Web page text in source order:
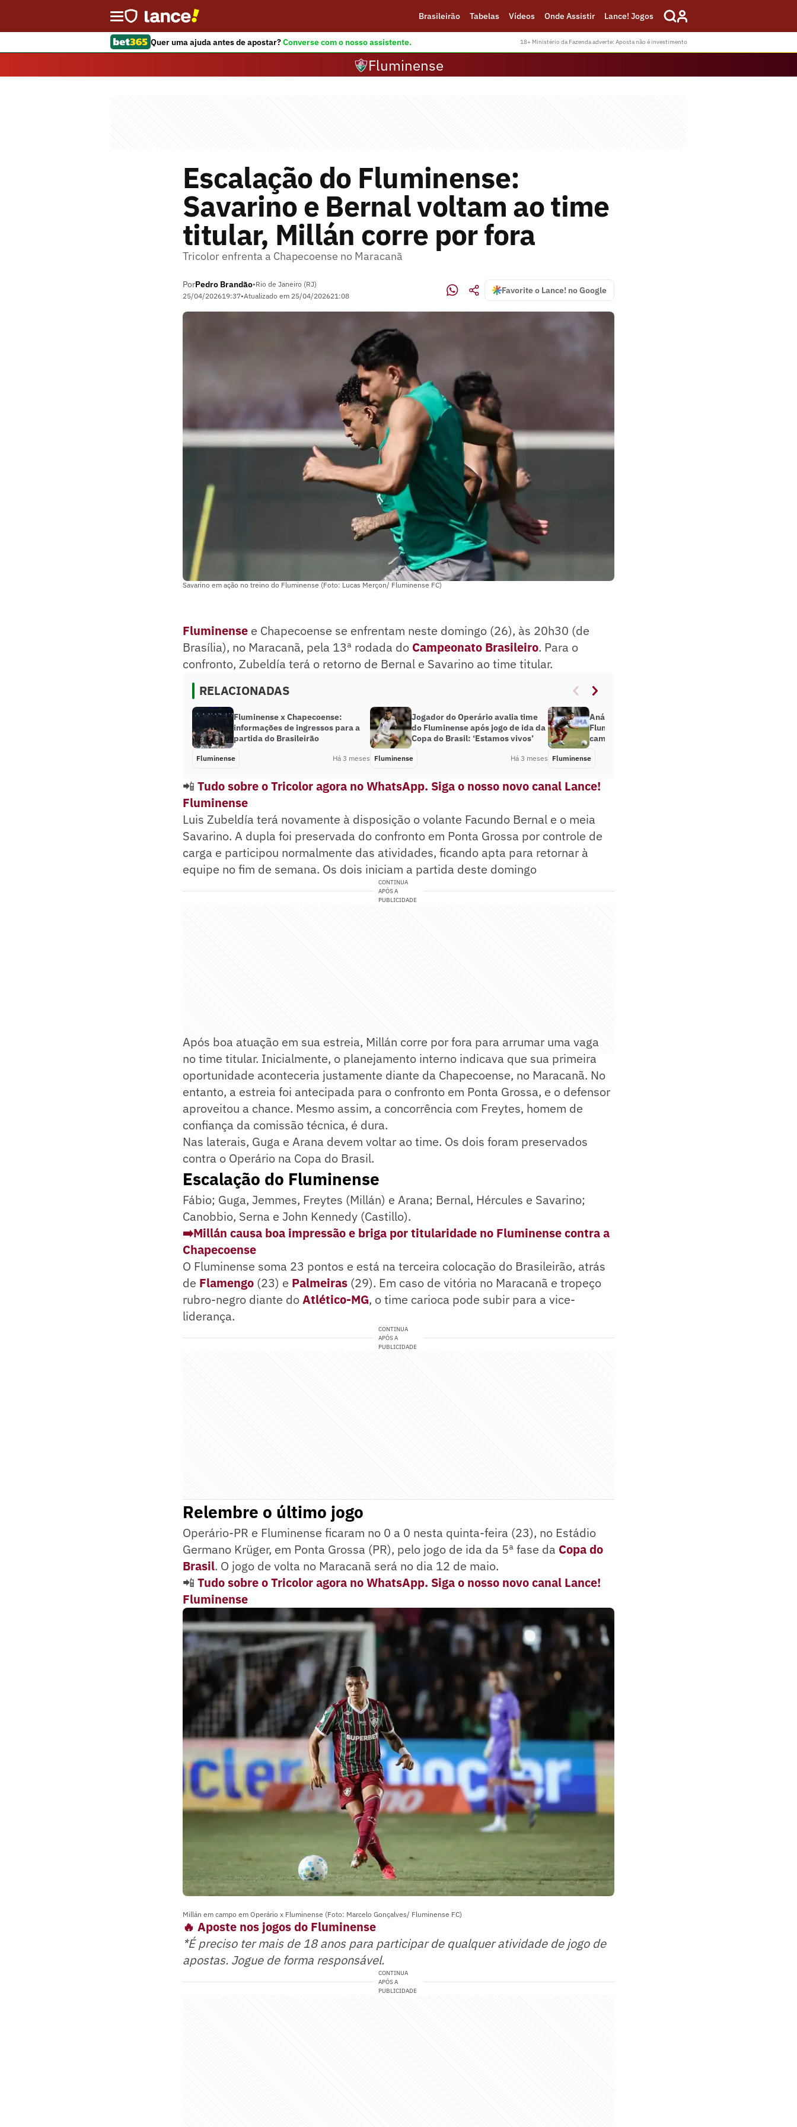
Brasileirão Tabelas Vídeos Onde Assistir Lance! Jogos
Quer uma ajuda antes de apostar?Converse com o nosso assistente. 18+ Ministério da Fazenda adverte: Aposta não é investimento
Fluminense
Escalação do Fluminense:
Savarino e Bernal voltam ao time
titular, Millán corre por fora
Tricolor enfrenta a Chapecoense no Maracanã
PorPedro Brandão•Rio de Janeiro (RJ)
25/04/202619:37•Atualizado em 25/04/202621:08
Favorite o Lance! no Google
Savarino em ação no treino do Fluminense (Foto: Lucas Merçon/ Fluminense FC)
Fluminense e Chapecoense se enfrentam neste domingo (26), às 20h30 (de
Brasília), no Maracanã, pela 13ª rodada do Campeonato Brasileiro. Para o
confronto, Zubeldía terá o retorno de Bernal e Savarino ao time titular.
RELACIONADAS
Fluminense x Chapecoense:
informações de ingressos para a
partida do Brasileirão
Fluminense Há 3 meses
Jogador do Operário avalia time
do Fluminense após jogo de ida da
Copa do Brasil: ‘Estamos vivos’
Fluminense Há 3 meses
Análise: gramado atrapalha o
Fluminense, mas ausência de
camisa 10 pesa tanto quanto
Fluminense
📲 Tudo sobre o Tricolor agora no WhatsApp. Siga o nosso novo canal Lance!
Fluminense
Luis Zubeldía terá novamente à disposição o volante Facundo Bernal e o meia
Savarino. A dupla foi preservada do confronto em Ponta Grossa por controle de
carga e participou normalmente das atividades, ficando apta para retornar à
equipe no fim de semana. Os dois iniciam a partida deste domingo
CONTINUA
APÓS A
PUBLICIDADE
Após boa atuação em sua estreia, Millán corre por fora para arrumar uma vaga
no time titular. Inicialmente, o planejamento interno indicava que sua primeira
oportunidade aconteceria justamente diante da Chapecoense, no Maracanã. No
entanto, a estreia foi antecipada para o confronto em Ponta Grossa, e o defensor
aproveitou a chance. Mesmo assim, a concorrência com Freytes, homem de
confiança da comissão técnica, é dura.
Nas laterais, Guga e Arana devem voltar ao time. Os dois foram preservados
contra o Operário na Copa do Brasil.
Escalação do Fluminense
Fábio; Guga, Jemmes, Freytes (Millán) e Arana; Bernal, Hércules e Savarino;
Canobbio, Serna e John Kennedy (Castillo).
➡️Millán causa boa impressão e briga por titularidade no Fluminense contra a
Chapecoense
O Fluminense soma 23 pontos e está na terceira colocação do Brasileirão, atrás
de Flamengo (23) e Palmeiras (29). Em caso de vitória no Maracanã e tropeço
rubro-negro diante doAtlético-MG, o time carioca pode subir para a vice-
liderança.
CONTINUA
APÓS A
PUBLICIDADE
Relembre o último jogo
Operário-PR e Fluminense ficaram no 0 a 0 nesta quinta-feira (23), no Estádio
Germano Krüger, em Ponta Grossa (PR), pelo jogo de ida da 5ª fase da Copa do
Brasil. O jogo de volta no Maracanã será no dia 12 de maio.
📲 Tudo sobre o Tricolor agora no WhatsApp. Siga o nosso novo canal Lance!
Fluminense
Millán em campo em Operário x Fluminense (Foto: Marcelo Gonçalves/ Fluminense FC)
🔥 Aposte nos jogos do Fluminense
*É preciso ter mais de 18 anos para participar de qualquer atividade de jogo de
apostas. Jogue de forma responsável.
CONTINUA
APÓS A
PUBLICIDADE